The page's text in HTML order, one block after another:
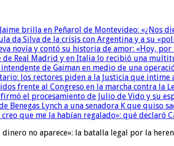
brilla en Peñarol de Montevideo: «¿Nos
da Silva de la crisis con Argentina y a su
novia y contó su historia de amor: «Hoy,
de Real Madrid y en Italia lo recibió una
de Gaiman en medio de una
los rectores piden a la Justicia que
frente al Congreso en la marcha contra la
el procesamiento de Julio de Vido y su
Benegas Lynch a una senadora K que
que me la habían regalado»: qué declaró
dinero no aparece»: la batalla legal por la